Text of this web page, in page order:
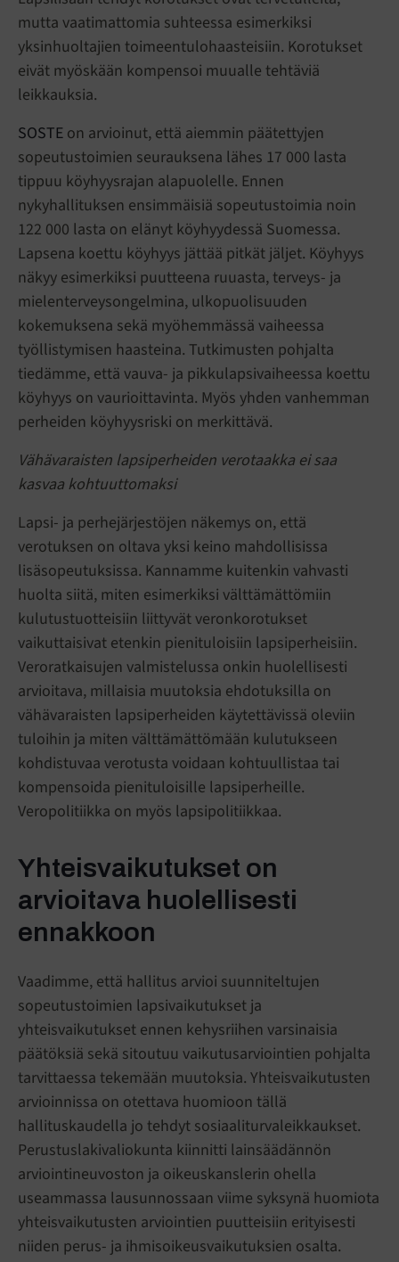
mutta vaatimattomia suhteessa esimerkiksi
yksinhuoltajien toimeentulohaasteisiin. Korotukset
eivät myöskään kompensoi muualle tehtäviä
leikkauksia.
SOSTE on arvioinut, että aiemmin päätettyjen
sopeutustoimien seurauksena lähes 17 000 lasta
tippuu köyhyysrajan alapuolelle. Ennen
nykyhallituksen ensimmäisiä sopeutustoimia noin
122 000 lasta on elänyt köyhyydessä Suomessa.
Lapsena koettu köyhyys jättää pitkät jäljet. Köyhyys
näkyy esimerkiksi puutteena ruuasta, terveys- ja
mielenterveysongelmina, ulkopuolisuuden
kokemuksena sekä myöhemmässä vaiheessa
työllistymisen haasteina. Tutkimusten pohjalta
tiedämme, että vauva- ja pikkulapsivaiheessa koettu
köyhyys on vaurioittavinta. Myös yhden vanhemman
perheiden köyhyysriski on merkittävä.
Vähävaraisten lapsiperheiden verotaakka ei saa
kasvaa kohtuuttomaksi
Lapsi- ja perhejärjestöjen näkemys on, että
verotuksen on oltava yksi keino mahdollisissa
lisäsopeutuksissa. Kannamme kuitenkin vahvasti
huolta siitä, miten esimerkiksi välttämättömiin
kulutustuotteisiin liittyvät veronkorotukset
vaikuttaisivat etenkin pienituloisiin lapsiperheisiin.
Veroratkaisujen valmistelussa onkin huolellisesti
arvioitava, millaisia muutoksia ehdotuksilla on
vähävaraisten lapsiperheiden käytettävissä oleviin
tuloihin ja miten välttämättömään kulutukseen
kohdistuvaa verotusta voidaan kohtuullistaa tai
kompensoida pienituloisille lapsiperheille.
Veropolitiikka on myös lapsipolitiikkaa.
Yhteisvaikutukset on
arvioitava huolellisesti
ennakkoon
Vaadimme, että hallitus arvioi suunniteltujen
sopeutustoimien lapsivaikutukset ja
yhteisvaikutukset ennen kehysriihen varsinaisia
päätöksiä sekä sitoutuu vaikutusarviointien pohjalta
tarvittaessa tekemään muutoksia. Yhteisvaikutusten
arvioinnissa on otettava huomioon tällä
hallituskaudella jo tehdyt sosiaaliturvaleikkaukset.
Perustuslakivaliokunta kiinnitti lainsäädännön
arviointineuvoston ja oikeuskanslerin ohella
useammassa lausunnossaan viime syksynä huomiota
yhteisvaikutusten arviointien puutteisiin erityisesti
niiden perus- ja ihmisoikeusvaikutuksien osalta.